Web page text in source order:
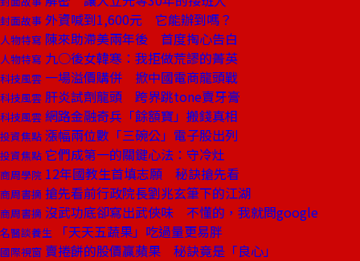
封面故事 外資喊到1,600元 它能辦到嗎？
人物特寫 陳來助滯美兩年後 首度掏心告白
人物特寫 九○後女韓寒：我拒做荒謬的菁英
科技風雲 一場溢價購併 掀中國電商龍頭戰
科技風雲 肝炎試劑龍頭 跨界跳tone賣牙膏
科技風雲 網路金融奇兵「餘額寶」搬錢真相
投資焦點 漲幅兩位數「三碗公」電子股出列
投資焦點 它們成第一的關鍵心法：守冷灶
商周學院 12年國教生首填志願 秘訣搶先看
商周書摘 搶先看前行政院長劉兆玄筆下的江湖
商周書摘 沒武功底卻寫出武俠味 不懂的，我就問google
名醫談養生 「天天五蔬果」吃過量更易胖
國際視窗 賣捲餅的股價贏蘋果 秘訣竟是「良心」